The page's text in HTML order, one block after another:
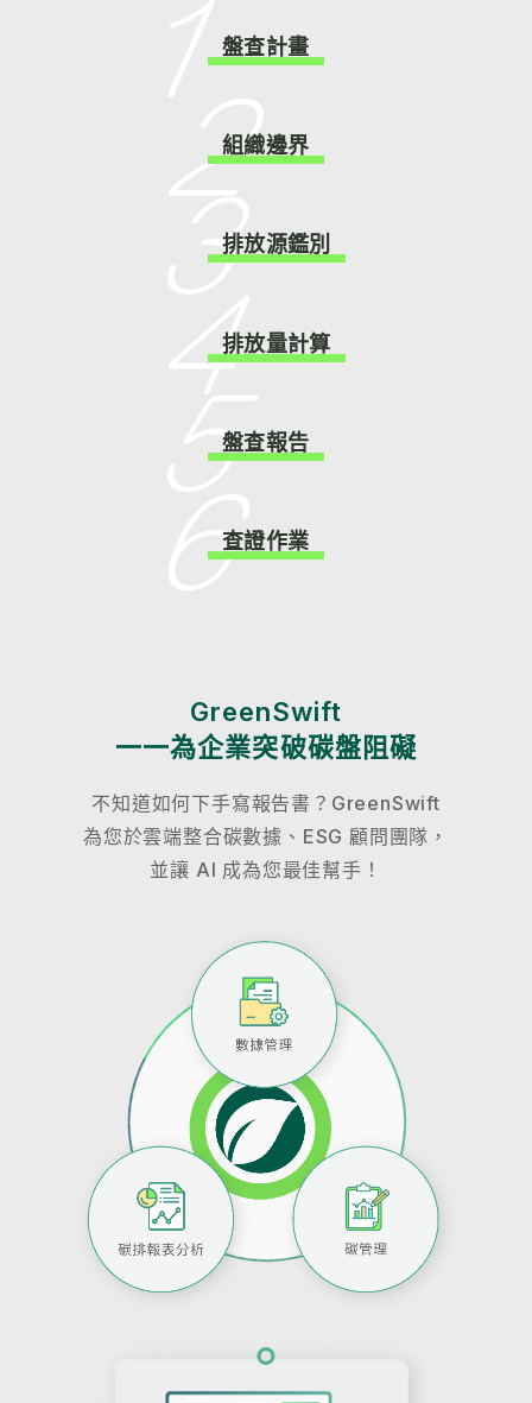
盤查計畫
組織邊界
排放源鑑別
排放量計算
盤查報告
查證作業
GreenSwift
一一為企業突破碳盤阻礙
不知道如何下手寫報告書？GreenSwift
為您於雲端整合碳數據、ESG 顧問團隊，
並讓 AI 成為您最佳幫手！